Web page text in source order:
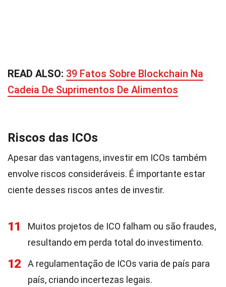
READ ALSO: 39 Fatos Sobre Blockchain Na
Cadeia De Suprimentos De Alimentos
Riscos das ICOs
Apesar das vantagens, investir em ICOs também
envolve riscos consideráveis. É importante estar
ciente desses riscos antes de investir.
11
Muitos projetos de ICO falham ou são fraudes,
resultando em perda total do investimento.
12
A regulamentação de ICOs varia de país para
país, criando incertezas legais.